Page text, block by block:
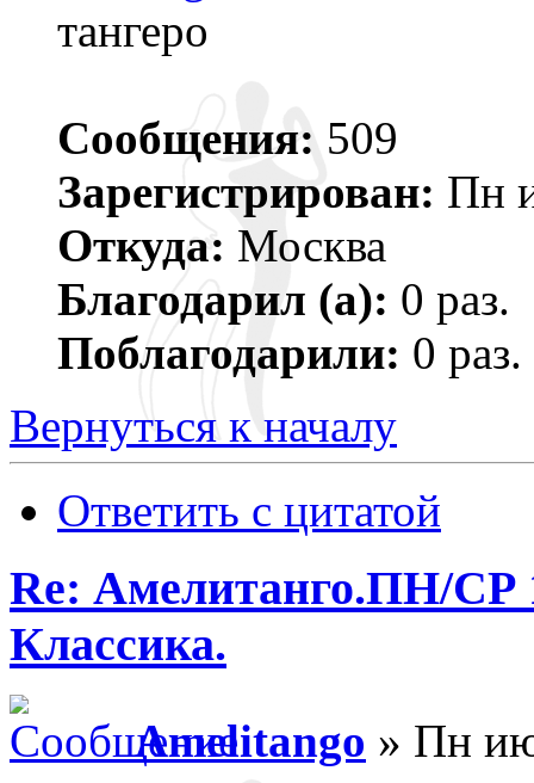
тангеро
Сообщения: 509
Зарегистрирован: Пн
Откуда: Москва
Благодарил (а): 0 раз.
Поблагодарили: 0 раз.
Вернуться к началу
Ответить с цитатой
Re: Амелитанго.ПН/СР
Классика.
Amelitango » Пн